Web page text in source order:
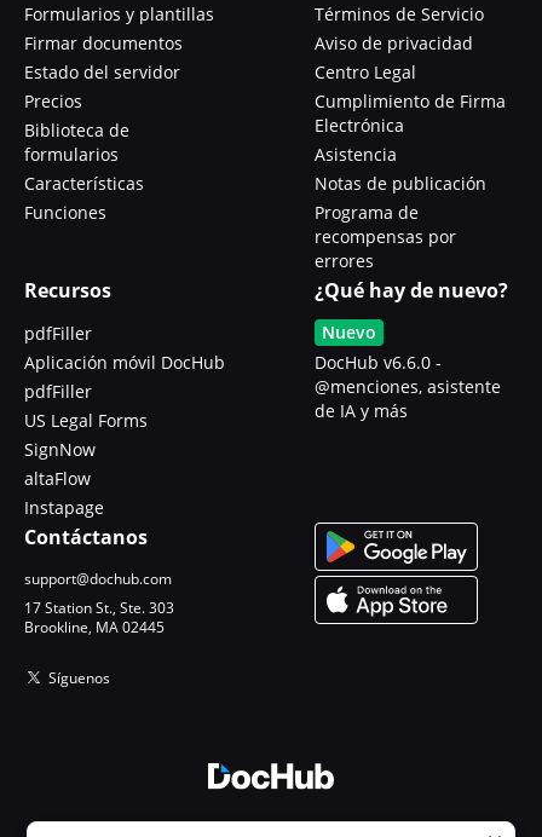
Formularios y plantillas
Firmar documentos
Estado del servidor
Precios
Biblioteca de
formularios
Características
Funciones
Términos de Servicio
Aviso de privacidad
Centro Legal
Cumplimiento de Firma
Electrónica
Asistencia
Notas de publicación
Programa de
recompensas por
errores
Recursos
pdfFiller
Aplicación móvil DocHub
pdfFiller
US Legal Forms
SignNow
altaFlow
Instapage
¿Qué hay de nuevo?
Nuevo
DocHub v6.6.0 -
@menciones, asistente
de IA y más
Contáctanos
support@dochub.com
17 Station St., Ste. 303
Brookline, MA 02445
Síguenos